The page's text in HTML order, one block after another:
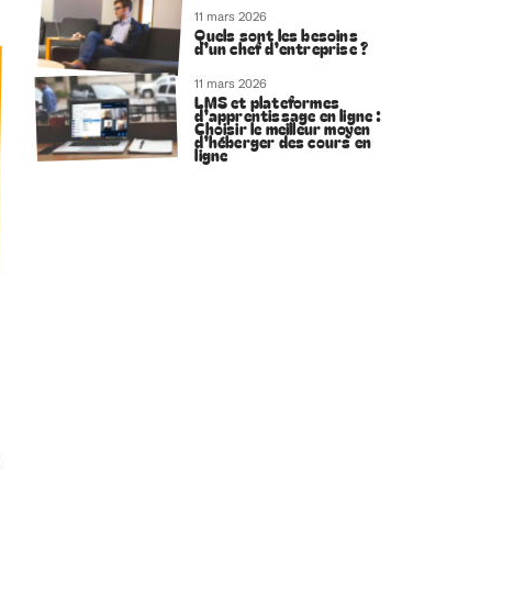
11 mars 2026
Quels sont les besoins
d’un chef d’entreprise ?
11 mars 2026
LMS et plateformes
d’apprentissage en ligne :
Choisir le meilleur moyen
d’héberger des cours en
ligne